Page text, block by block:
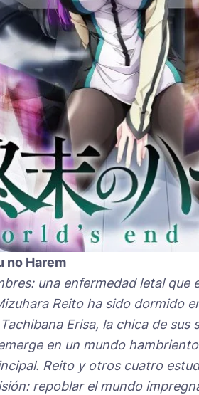
no Harem
una enfermedad letal
Reito ha sido dormido
Erisa, la chica de sus
en un mundo
Reito y otros cuatro
repoblar el mundo